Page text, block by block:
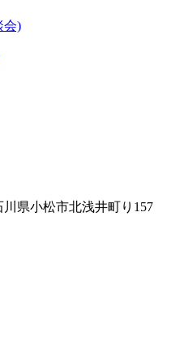
会)
川県小松市北浅井町り157